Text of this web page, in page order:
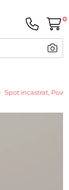
0
Spot incastrat,